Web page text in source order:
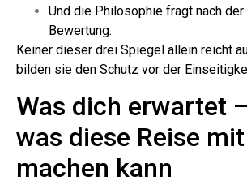
Und die Philosophie fragt nach
Bewertung.
Keiner dieser drei Spiegel allein reicht
bilden sie den Schutz vor der
Was dich erwartet
was diese Reise
machen kann